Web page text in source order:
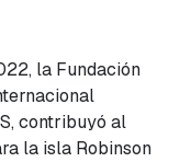
la Fundación
contribuyó al
la isla Robinson